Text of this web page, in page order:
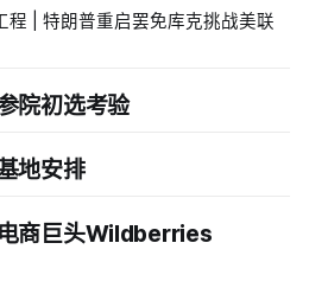
程 | 特朗普重启罢免库克挑战美联
院初选考验
地安排
商巨头Wildberries